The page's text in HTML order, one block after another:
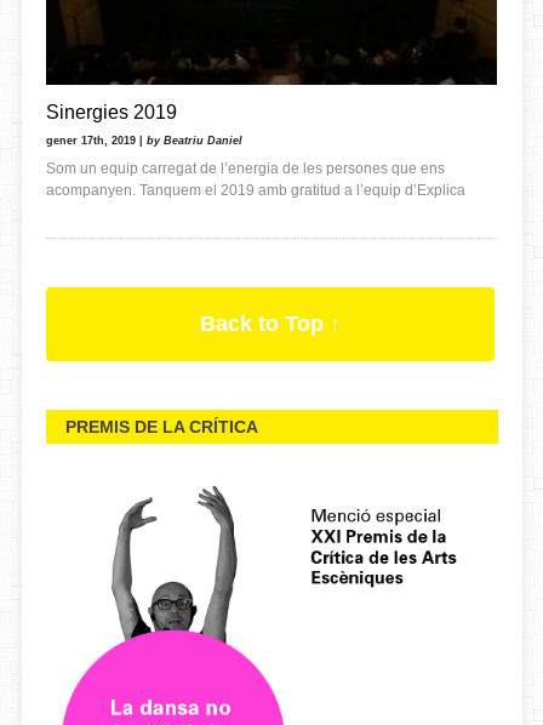
Sinergies 2019
gener 17th, 2019 | by Beatriu Daniel
Som un equip carregat de l’energia de les persones que ens
acompanyen. Tanquem el 2019 amb gratitud a l’equip d’Explica
Back to Top ↑
PREMIS DE LA CRÍTICA